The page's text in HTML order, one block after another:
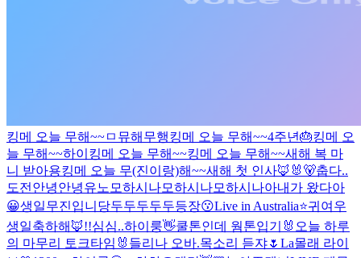
킹메 오늘 무해~~ㅁ 뮤해 무행킹메 오늘 무해~~4주년🎂킹메 오
늘 무해~~하이 킹메 오늘 무해~~킹메 오늘 무해~~새해 복 마
니 받아용킹메 오늘 무(진이랑)해~~새해 첫 인사🦊🐰🐻춥다..
도전 안녕안녕유노 모하시나모하시나모하시나아내가 왔다아
😀생일무진입니당두두두두두등장😗Live in Australia⭐️귀여우
생일축하해🦊!!심심..하이룽👋쿨톤인데 웜톤입기 🐰오늘 하루
의 마무리 토크타임🐰 들리나 오바.목소리 듣쟈🌷 La몰래 라이